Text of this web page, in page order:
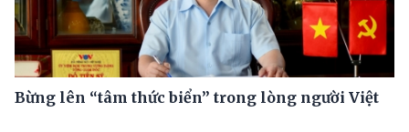
Bừng lên “tâm thức biển” trong lòng người Việt